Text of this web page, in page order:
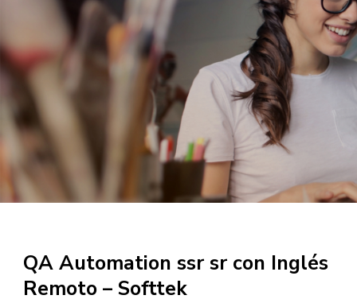
QA Automation ssr sr con Inglés
Remoto – Softtek